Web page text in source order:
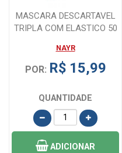
MASCARA DESCARTAVEL
TRIPLA COM ELASTICO 50
NAYR
POR: R$ 15,99
QUANTIDADE
ADICIONAR